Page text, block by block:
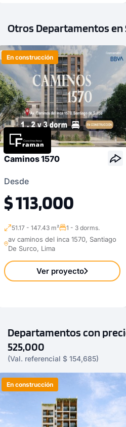
Otros Departamentos en
En construcción
Caminos 1570
Desde
$ 113,000
51.17 - 147.43 m² 1 - 3 dorms.
av caminos del inca 1570, Santiago
De Surco, Lima
Ver proyecto
Departamentos con
525,000
(Val. referencial $ 154,685)
En construcción